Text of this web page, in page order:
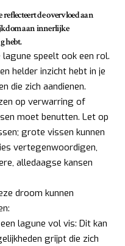
de overvloed aan
aan innerlijke
hebt.
speelt ook een rol.
helder inzicht hebt in je
die zich aandienen.
op verwarring of
moet benutten. Let op
grote vissen kunnen
vertegenwoordigen,
alledaagse kansen
droom kunnen
lagune vol vis: Dit kan
grijpt die zich